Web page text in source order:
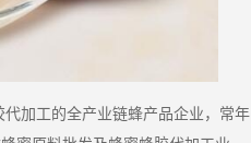
加工的全产业链蜂产品企业，常年